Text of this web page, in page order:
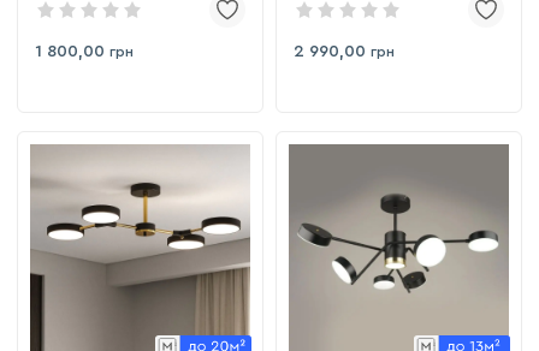
BK+COP
1 800,00 грн
B YH1102/4+4 BK+FGD
2 990,00 грн